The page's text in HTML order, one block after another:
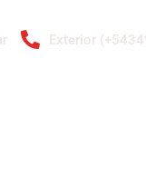
Exterior